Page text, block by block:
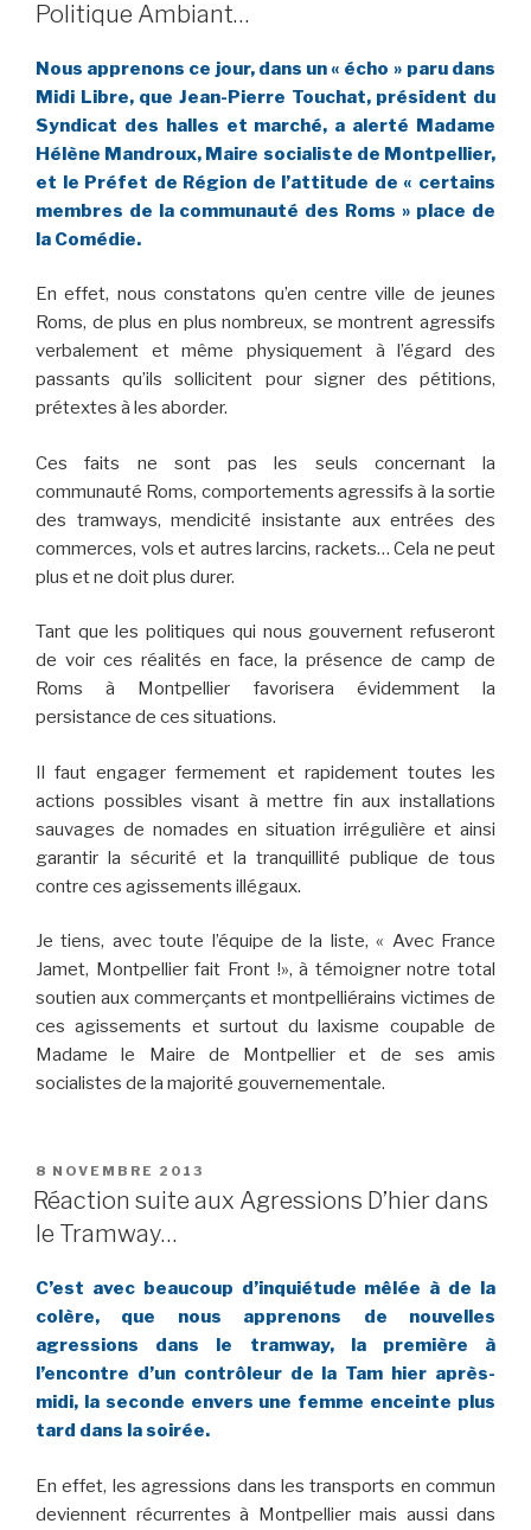
Politique Ambiant…
Nous apprenons ce jour, dans un « écho » paru dans
Midi Libre, que Jean-Pierre Touchat, président du
Syndicat des halles et marché, a alerté Madame
Hélène Mandroux, Maire socialiste de Montpellier,
et le Préfet de Région de l’attitude de « certains
membres de la communauté des Roms » place de
la Comédie.
En effet, nous constatons qu’en centre ville de jeunes
Roms, de plus en plus nombreux, se montrent agressifs
verbalement et même physiquement à l’égard des
passants qu’ils sollicitent pour signer des pétitions,
prétextes à les aborder.
Ces faits ne sont pas les seuls concernant la
communauté Roms, comportements agressifs à la sortie
des tramways, mendicité insistante aux entrées des
commerces, vols et autres larcins, rackets… Cela ne peut
plus et ne doit plus durer.
Tant que les politiques qui nous gouvernent refuseront
de voir ces réalités en face, la présence de camp de
Roms à Montpellier favorisera évidemment la
persistance de ces situations.
Il faut engager fermement et rapidement toutes les
actions possibles visant à mettre fin aux installations
sauvages de nomades en situation irrégulière et ainsi
garantir la sécurité et la tranquillité publique de tous
contre ces agissements illégaux.
Je tiens, avec toute l’équipe de la liste, « Avec France
Jamet, Montpellier fait Front !», à témoigner notre total
soutien aux commerçants et montpelliérains victimes de
ces agissements et surtout du laxisme coupable de
Madame le Maire de Montpellier et de ses amis
socialistes de la majorité gouvernementale.
PUBLIÉ
LE
8 NOVEMBRE 2013
Réaction suite aux Agressions D’hier dans
le Tramway…
C’est avec beaucoup d’inquiétude mêlée à de la
colère, que nous apprenons de nouvelles
agressions dans le tramway, la première à
l’encontre d’un contrôleur de la Tam hier après-
midi, la seconde envers une femme enceinte plus
tard dans la soirée.
En effet, les agressions dans les transports en commun
deviennent récurrentes à Montpellier mais aussi dans